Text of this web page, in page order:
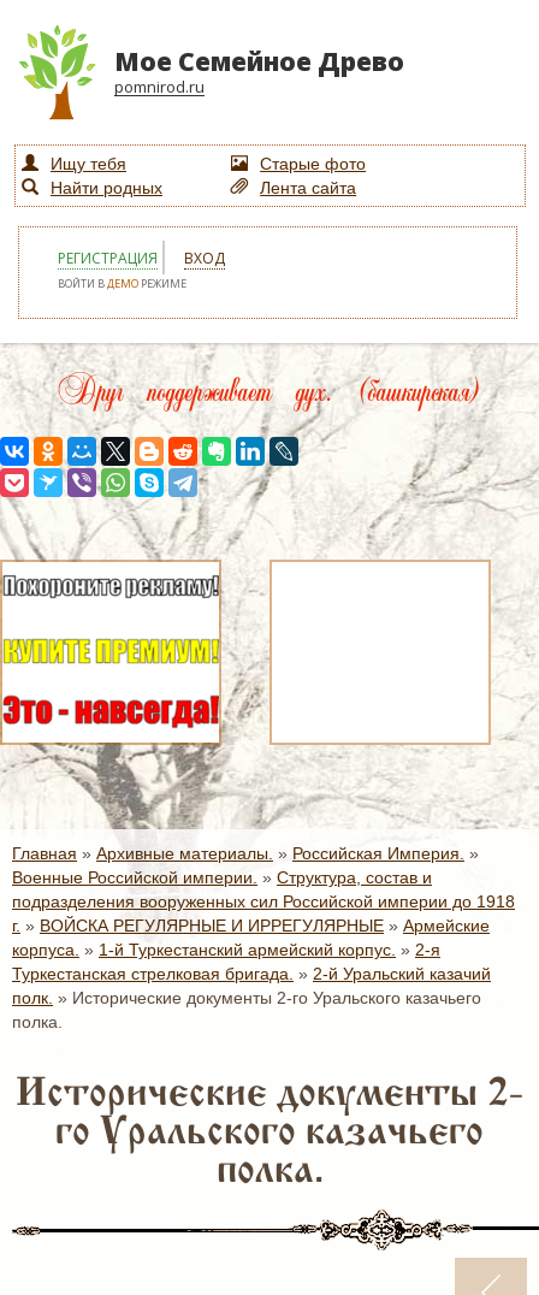
Мое Семейное Древо
pomnirod.ru
Ищу тебя
Старые фото
Найти родных
Лента сайта
РЕГИСТРАЦИЯ ВХОД
ВОЙТИ ВДЕМО РЕЖИМЕ
Друг поддерживает дух. (башкирская)
Главная » Архивные материалы. » Российская Империя. »
Военные Российской империи. » Структура, состав и
подразделения вооруженных сил Российской империи до 1918
г. » ВОЙСКА РЕГУЛЯРНЫЕ И ИРРЕГУЛЯРНЫЕ » Армейские
корпуса. » 1-й Туркестанский армейский корпус. » 2-я
Туркестанская стрелковая бригада. » 2-й Уральский казачий
полк. » Исторические документы 2-го Уральского казачьего
полка.
Исторические документы 2-
го Уральского казачьего
полка.